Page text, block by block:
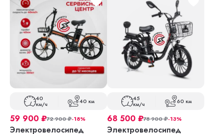
40
км/ч 40 км
59 900 ₽72 900₽-18%
Электровелосипед
45
км/ч 60 км
68 500 ₽78 900₽-13%
Электровелосипед